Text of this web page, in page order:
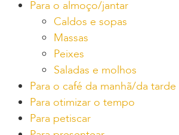
Para o almoço/jantar
Caldos e sopas
Massas
Peixes
Saladas e molhos
Para o café da manhã/da tarde
Para otimizar o tempo
Para petiscar